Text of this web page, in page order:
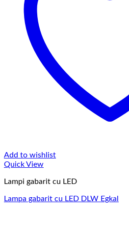
Add to wishlist
Quick View
Lampi gabarit cu LED
Lampa gabarit cu LED DLW Egkal